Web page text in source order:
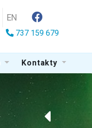
EN
737 159 679
Kontakty